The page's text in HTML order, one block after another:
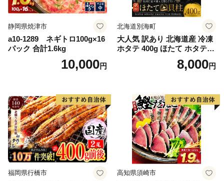
静岡県焼津市
a10-1289 ネギトロ100g×16
パック 合計1.6kg
10,000円
北海道別海町
大人気 訳あり 北海道産 冷凍
ホタテ 400g ほたて ホタテ
8,000円
福岡県行橋市 高知県須崎市